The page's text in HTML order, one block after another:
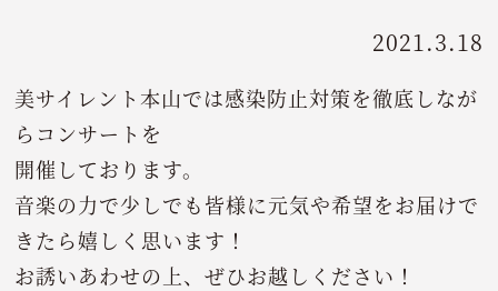
2021.3.18
美サイレント本山では感染防止対策を徹底しなが
らコンサートを
開催しております。
音楽の力で少しでも皆様に元気や希望をお届けで
きたら嬉しく思います！
お誘いあわせの上、ぜひお越しください！